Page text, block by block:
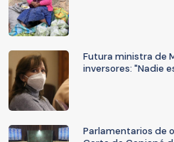
Futura ministra de
inversores: "Nadie
Parlamentarios de